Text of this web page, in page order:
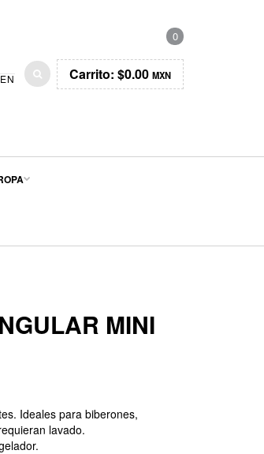
Carrito: $0.00 MXN
0
MINI
Ideales para biberones,
lavado.